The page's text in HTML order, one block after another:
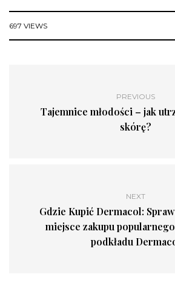
697 VIEWS
PREVIOUS
Tajemnice młodości – jak
skórę?
NEXT
Gdzie Kupić Dermacol:
miejsce zakupu
podkładu